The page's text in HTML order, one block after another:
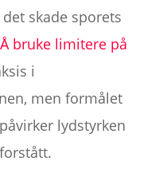
skade sporets
Å bruke limitere på
i
men formålet
lydstyrken